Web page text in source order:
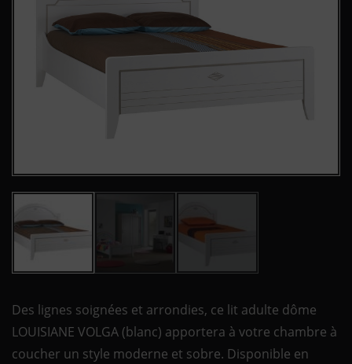
Des lignes soignées et arrondies, ce lit adulte dôme
LOUISIANE VOLGA (blanc) apportera à votre chambre à
coucher un style moderne et sobre. Disponible en